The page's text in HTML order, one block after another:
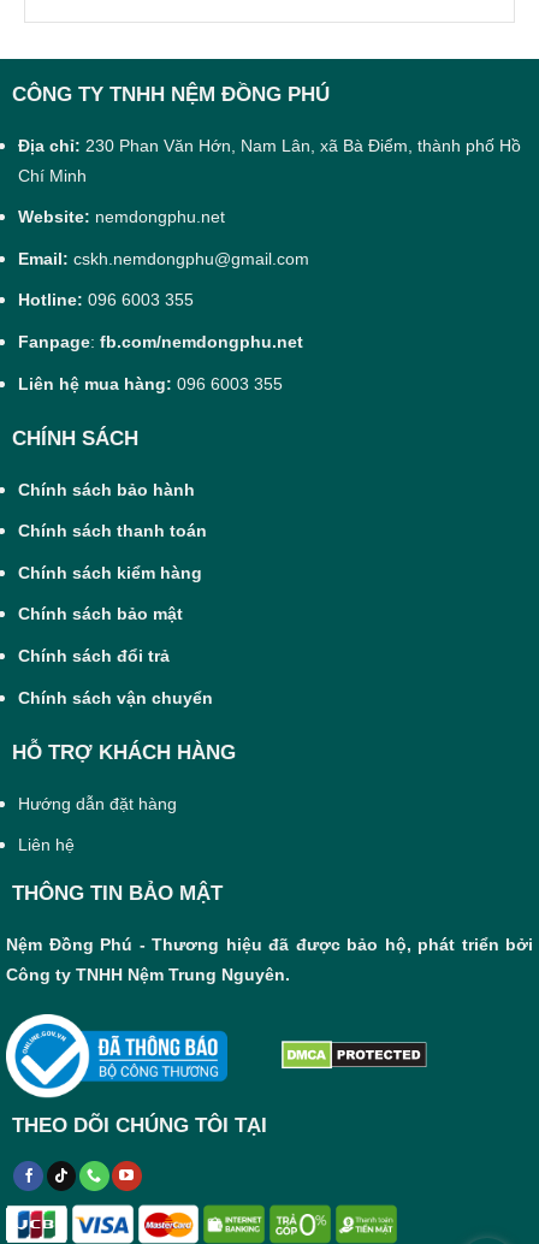
CÔNG TY TNHH NỆM ĐỒNG PHÚ
Địa chỉ: 230 Phan Văn Hớn, Nam Lân, xã Bà Điểm, thành phố Hồ
Chí Minh
Website: nemdongphu.net
Email: cskh.nemdongphu@gmail.com
Hotline: 096 6003 355
Fanpage: fb.com/nemdongphu.net
Liên hệ mua hàng: 096 6003 355
CHÍNH SÁCH
Chính sách bảo hành
Chính sách thanh toán
Chính sách kiểm hàng
Chính sách bảo mật
Chính sách đổi trả
Chính sách vận chuyển
HỖ TRỢ KHÁCH HÀNG
Hướng dẫn đặt hàng
Liên hệ
THÔNG TIN BẢO MẬT
Nệm Đồng Phú - Thương hiệu đã được bảo hộ, phát triển bởi
Công ty TNHH Nệm Trung Nguyên.
THEO DÕI CHÚNG TÔI TẠI